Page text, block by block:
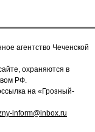
агентство Чеченской
охраняются в
РФ.
на «Грозный-
inform@inbox.ru